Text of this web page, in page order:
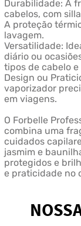
Durabilidade: A
cabelos, com
A proteção
lavagem.
Versatilidade:
diário ou
tipos de cabelo e
Design ou
vaporizador
em viagens.
O Forbelle
combina uma
cuidados
jasmim e
protegidos e
e praticidade no